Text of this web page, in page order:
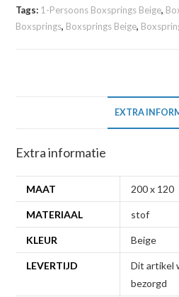
Tags: 1-Persoons Boxsprings Beige,
Boxsprings, Boxsprings Beige,
EXTRA
Extra informatie
MAAT 200 x 120
MATERIAAL stof
KLEUR Beige
LEVERTIJD
Dit artikel
bezorgd